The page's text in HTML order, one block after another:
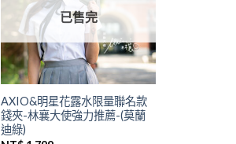
已售完
AXIO&明星花露水限量聯名款
錢夾-林襄大使強力推薦-(莫蘭
迪綠)